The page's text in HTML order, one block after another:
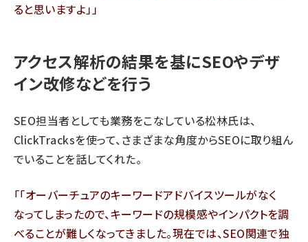
ると思いますよ」
アクセス解析の結果を基にSEOやデザ
イン改修などを行う
SEO担当者としても業務をこなしている松林氏は、
ClickTracksを使って、さまざまな角度からSEOに取り組ん
でいることを話してくれた。
「オーバーチュアのキーワードアドバイスツールがなく
なってしまったので、キーワードの規模感やインパクトを調
べることが難しくなってきました。現在では、SEO関連で独